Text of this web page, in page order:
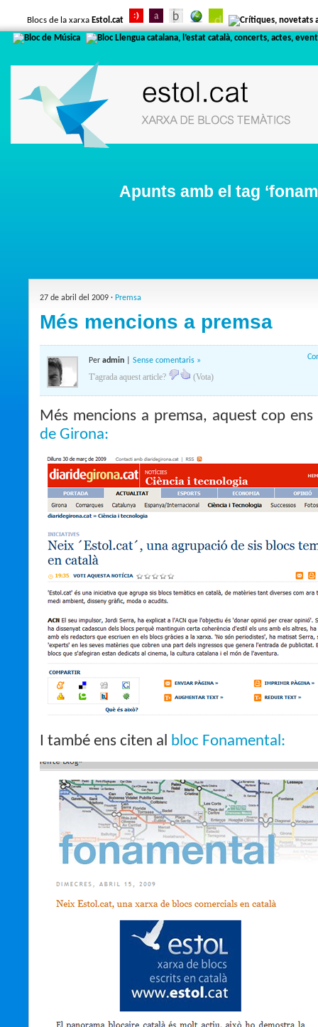
Blocs de la xarxa Estol.cat
Apunts amb el tag
27 de abril del 2009 · Premsa
Més mencions a premsa
Per admin Sense comentaris »
T'agrada aquest article? (Vota)
Més mencions a premsa, aquest cop
de Girona:
I també ens citen al bloc Fonamental: